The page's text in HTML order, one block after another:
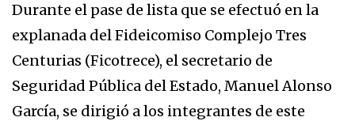
Durante el pase de lista que se efectuó en la
explanada del Fideicomiso Complejo Tres
Centurias (Ficotrece), el secretario de
Seguridad Pública del Estado, Manuel Alonso
García, se dirigió a los integrantes de este